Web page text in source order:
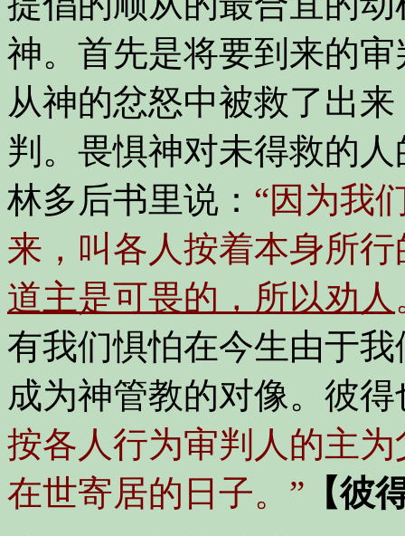
神。首先是将要到来的
从神的忿怒中被救了出
判。畏惧神对未得救的
林多后书里说： “因为我
来，叫各人按着本身所
道主是可畏的，所以劝人
有我们惧怕在今生由于
成为神管教的对像。彼
按各人行为审判人的主
在世寄居的日子。” 【彼